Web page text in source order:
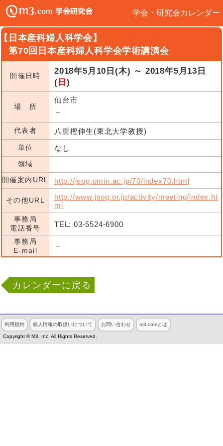
学会・研究会カレンダー
日本産科婦人科学会】
第70回日本産科婦人科学会学術講演会
開催日時
2018年5月10日(木) ～ 2018年5月13日
( 日 )
場 所
仙台市
－
代表者 八重樫伸生(東北大学教授)
単位 なし
領域
開催案内URL
http://jsog.umin.ac.jp/70/index70.html
その他URL
http://www.jsog.or.jp/activity/meeting/index.ht
ml
事務局
電話番号
TEL: 03-5524-6900
事務局
E-mail
－
カレンダーに戻る
利用規約 個人情報の取扱いについて お問い合わせ m3.comとは
Copyright © M3, Inc. All Rights Reserved.